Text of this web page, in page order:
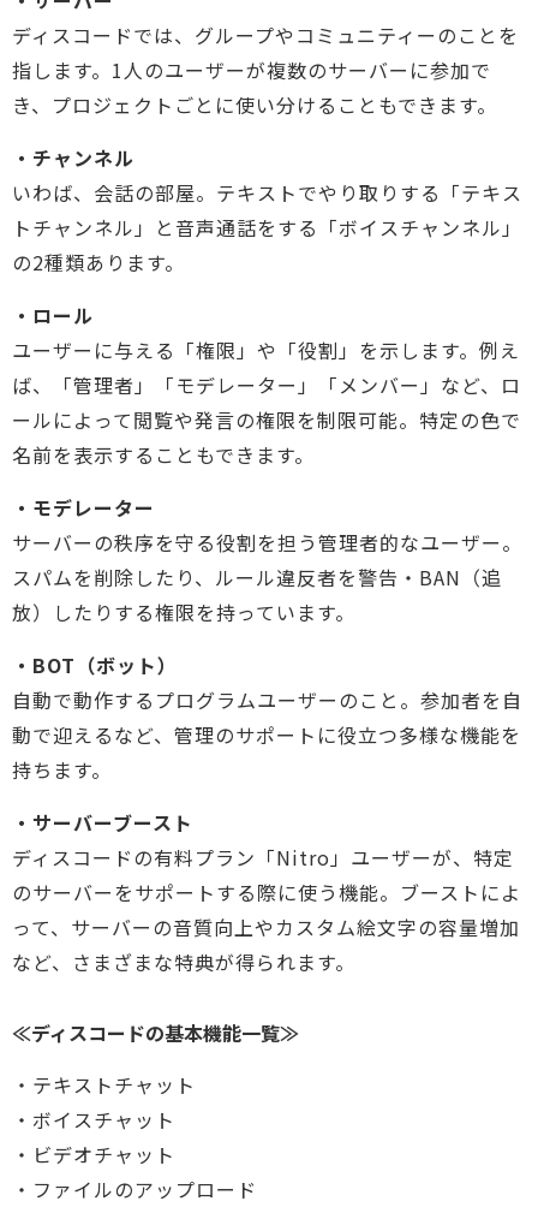
ディスコードでは、グループやコミュニティーのことを
指します。1人のユーザーが複数のサーバーに参加で
き、プロジェクトごとに使い分けることもできます。
・チャンネル
いわば、会話の部屋。テキストでやり取りする「テキス
トチャンネル」と音声通話をする「ボイスチャンネル」
の2種類あります。
・ロール
ユーザーに与える「権限」や「役割」を示します。例え
ば、「管理者」「モデレーター」「メンバー」など、ロ
ールによって閲覧や発言の権限を制限可能。特定の色で
名前を表示することもできます。
・モデレーター
サーバーの秩序を守る役割を担う管理者的なユーザー。
スパムを削除したり、ルール違反者を警告・BAN（追
放）したりする権限を持っています。
・BOT（ボット）
自動で動作するプログラムユーザーのこと。参加者を自
動で迎えるなど、管理のサポートに役立つ多様な機能を
持ちます。
・サーバーブースト
ディスコードの有料プラン「Nitro」ユーザーが、特定
のサーバーをサポートする際に使う機能。ブーストによ
って、サーバーの音質向上やカスタム絵文字の容量増加
など、さまざまな特典が得られます。
≪ディスコードの基本機能一覧≫
・テキストチャット
・ボイスチャット
・ビデオチャット
・ファイルのアップロード